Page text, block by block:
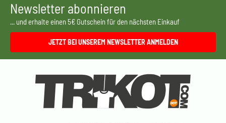
Newsletter abonnieren
... und erhalte einen 5€ Gutschein für den nächsten Einkauf
JETZT BEI UNSEREM NEWSLETTER ANMELDEN